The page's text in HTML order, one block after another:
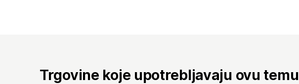
Trgovine koje upotrebljavaju ovu temu